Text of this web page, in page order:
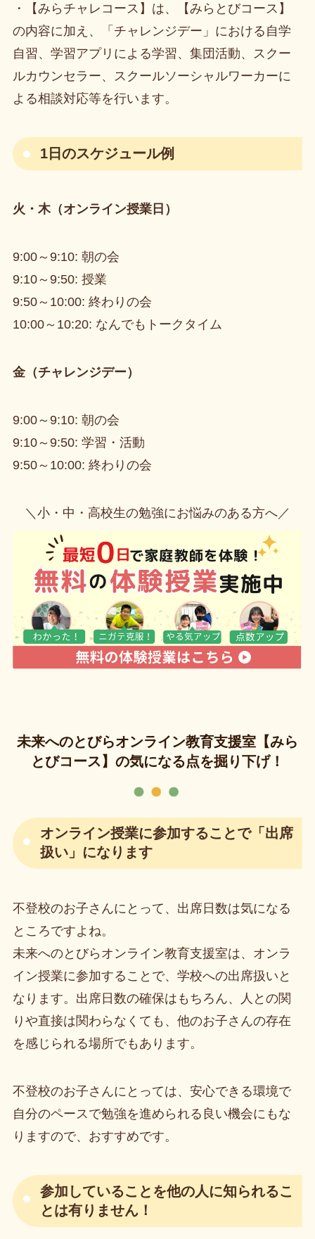
・【みらチャレコース】は、【みらとびコース】
の内容に加え、「チャレンジデー」における自学
自習、学習アプリによる学習、集団活動、スクー
ルカウンセラー、スクールソーシャルワーカーに
よる相談対応等を行います。
1日のスケジュール例
火・木（オンライン授業日）
9:00～9:10: 朝の会
9:10～9:50: 授業
9:50～10:00: 終わりの会
10:00～10:20: なんでもトークタイム
金（チャレンジデー）
9:00～9:10: 朝の会
9:10～9:50: 学習・活動
9:50～10:00: 終わりの会
＼小・中・高校生の勉強にお悩みのある方へ／
未来へのとびらオンライン教育支援室【みら
とびコース】の気になる点を掘り下げ！
オンライン授業に参加することで「出席
扱い」になります
不登校のお子さんにとって、出席日数は気になる
ところですよね。
未来へのとびらオンライン教育支援室は、オンラ
イン授業に参加することで、学校への出席扱いと
なります。出席日数の確保はもちろん、人との関
りや直接は関わらなくても、他のお子さんの存在
を感じられる場所でもあります。
不登校のお子さんにとっては、安心できる環境で
自分のペースで勉強を進められる良い機会にもな
りますので、おすすめです。
参加していることを他の人に知られるこ
とは有りません！